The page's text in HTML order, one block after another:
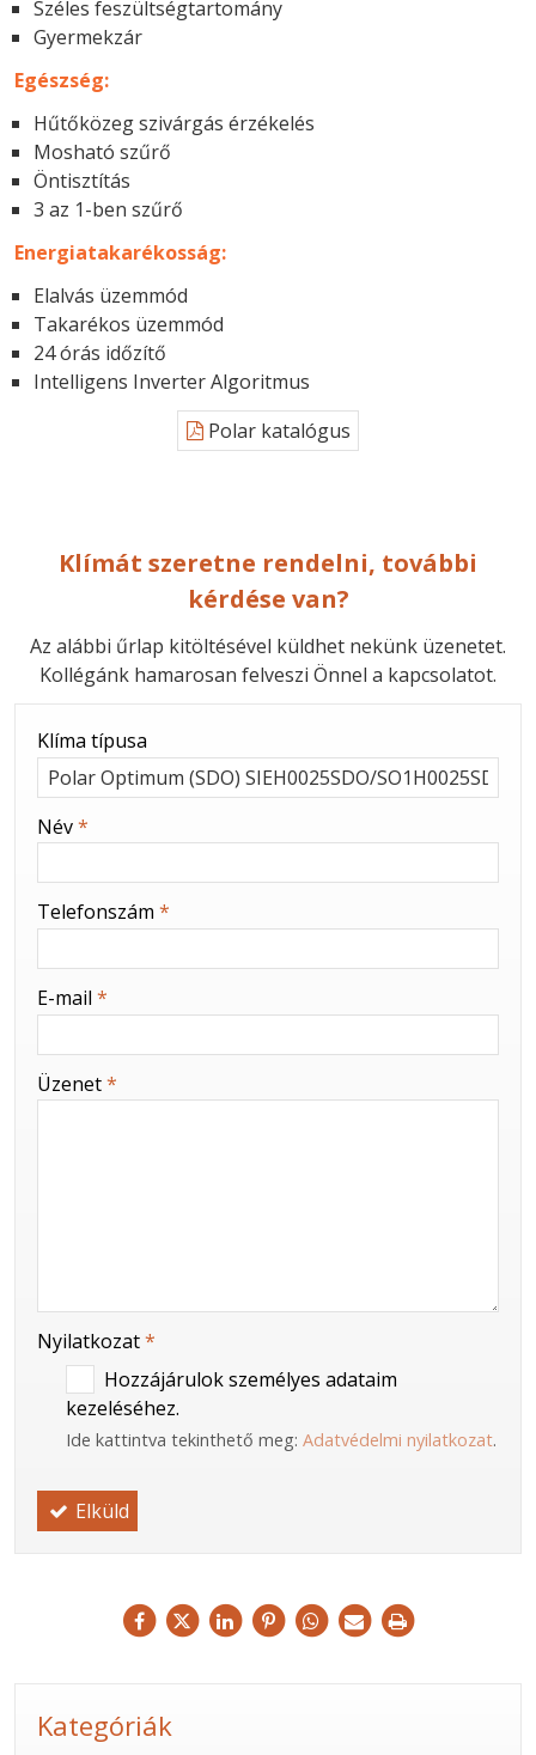
Széles feszültségtartomány
Gyermekzár
Egészség:
Hűtőközeg szivárgás érzékelés
Mosható szűrő
Öntisztítás
3 az 1-ben szűrő
Energiatakarékosság:
Elalvás üzemmód
Takarékos üzemmód
24 órás időzítő
Intelligens Inverter Algoritmus
Polar katalógus
Klímát szeretne rendelni, további
kérdése van?
Az alábbi űrlap kitöltésével küldhet nekünk üzenetet.
Kollégánk hamarosan felveszi Önnel a kapcsolatot.
-
-
-
-
-
Klíma típusa
Név*
Telefonszám *
E-mail *
Üzenet*
Nyilatkozat*
Hozzájárulok személyes adataim
kezeléséhez.
Ide kattintva tekinthető meg: Adatvédelmi nyilatkozat.
Elküld
Kategóriák